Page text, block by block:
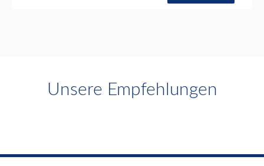
Unsere Empfehlungen